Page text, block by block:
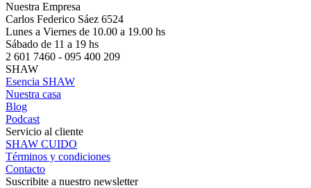
Nuestra Empresa
Carlos Federico Sáez 6524
Lunes a Viernes de 10.00 a 19.00 hs
Sábado de 11 a 19 hs
2 601 7460 - 095 400 209
SHAW
Esencia SHAW
Nuestra casa
Blog
Podcast
Servicio al cliente
SHAW CUIDO
Términos y condiciones
Contacto
Suscribite a nuestro newsletter